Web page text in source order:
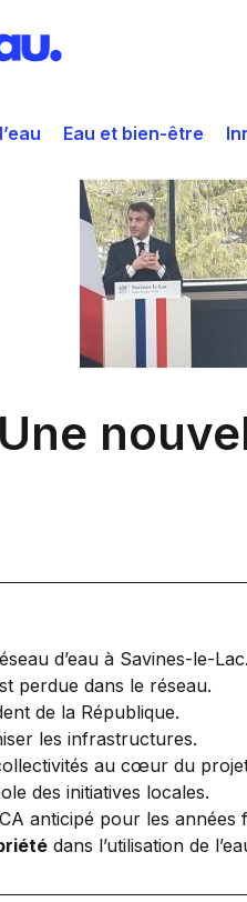
Eau et bien-être
d’eau à Savines-le-Lac.
perdue dans le réseau.
de la République.
les infrastructures.
au cœur du
des initiatives locales.
anticipé pour les années
dans l’utilisation de